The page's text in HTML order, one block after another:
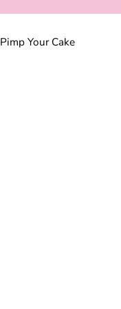
Pimp Your Cake